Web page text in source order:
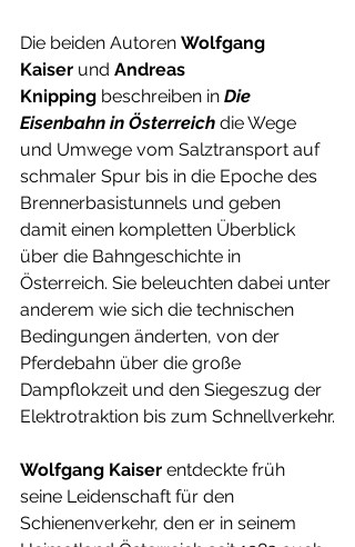
Die beiden Autoren Wolfgang
Kaiser und Andreas
Knipping beschreiben in Die
Eisenbahn in Österreich die Wege
und Umwege vom Salztransport auf
schmaler Spur bis in die Epoche des
Brennerbasistunnels und geben
damit einen kompletten Überblick
über die Bahngeschichte in
Österreich. Sie beleuchten dabei unter
anderem wie sich die technischen
Bedingungen änderten, von der
Pferdebahn über die große
Dampflokzeit und den Siegeszug der
Elektrotraktion bis zum Schnellverkehr.
Wolfgang Kaiser entdeckte früh
seine Leidenschaft für den
Schienenverkehr, den er in seinem